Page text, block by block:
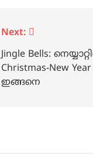
Next:
Jingle Bells:
Christmas-New
ഇങ്ങനെ